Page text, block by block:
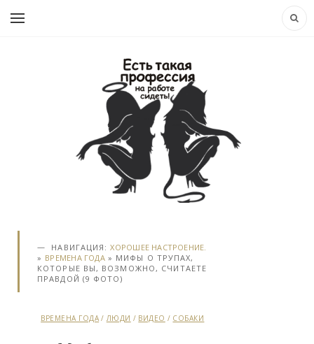
НАВИГАЦИЯ:ХОРОШЕЕ НАСТРОЕНИЕ.
» ВРЕМЕНА ГОДА» МИФЫ О ТРУПАХ,
КОТОРЫЕ ВЫ, ВОЗМОЖНО, СЧИТАЕТЕ
ПРАВДОЙ (9 ФОТО)
ВРЕМЕНА ГОДА / ЛЮДИ / ВИДЕО / СОБАКИ